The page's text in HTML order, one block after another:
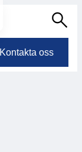
Sök
Kontakta oss